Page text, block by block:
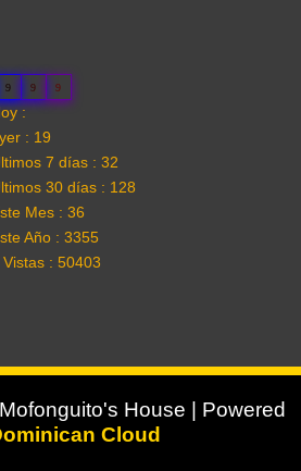
9 9 9
:
: 19
7 días : 32
30 días : 128
Mes : 36
Año : 3355
Vistas : 50403
House | Powered
Cloud